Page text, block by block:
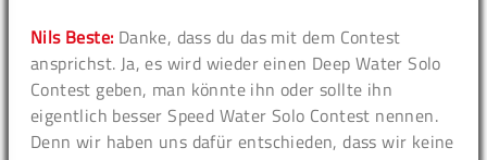
Nils Beste: Danke, dass du das mit dem Contest
ansprichst. Ja, es wird wieder einen Deep Water Solo
Contest geben, man könnte ihn oder sollte ihn
eigentlich besser Speed Water Solo Contest nennen.
Denn wir haben uns dafür entschieden, dass wir keine